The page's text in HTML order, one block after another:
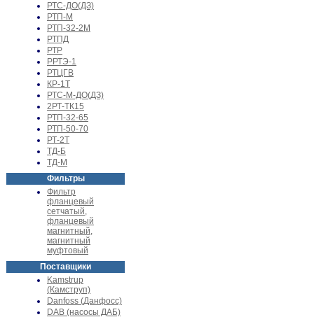
РТС-ДО(ДЗ)
РТП-М
РТП-32-2М
РТПД
РТР
РРТЭ-1
РТЦГВ
КР-1Т
РТС-М-ДО(ДЗ)
2РТ-ТК15
РТП-32-65
РТП-50-70
РТ-2Т
ТД-Б
ТД-М
Фильтры
Фильтр
фланцевый
сетчатый,
фланцевый
магнитный,
магнитный
муфтовый
Поставщики
Kamstrup
(Камструп)
Danfoss (Данфосс)
DAB (насосы ДАБ)